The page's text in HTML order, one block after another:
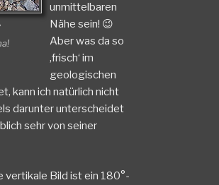
unmittelbaren
Nähe sein! 😉
Aber was da so
‚frisch‘ im
geologischen
kann ich natürlich nicht
darunter unterscheidet
sehr von seiner
vertikale Bild ist ein 180°-